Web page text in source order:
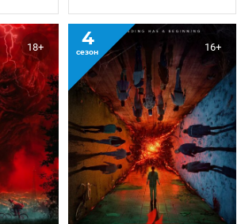
18+ 4
сезон 16+